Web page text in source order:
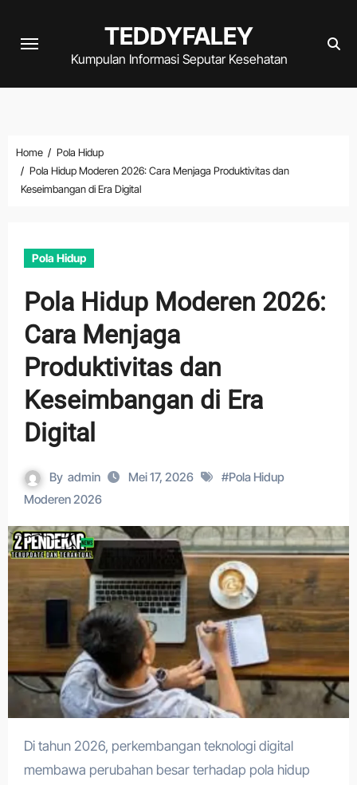
TEDDYFALEY
Kumpulan Informasi Seputar Kesehatan
Home
Pola Hidup
Pola Hidup Moderen 2026: Cara Menjaga Produktivitas dan
Keseimbangan di Era Digital
Pola Hidup
Pola Hidup Moderen 2026:
Cara Menjaga
Produktivitas dan
Keseimbangan di Era
Digital
By admin Mei 17, 2026 #Pola Hidup
Moderen 2026
Di tahun 2026, perkembangan teknologi digital
membawa perubahan besar terhadap pola hidup